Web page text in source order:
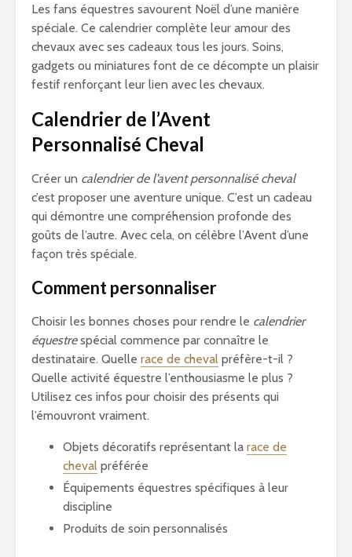
Les fans équestres savourent Noël d’une manière
spéciale. Ce calendrier complète leur amour des
chevaux avec ses cadeaux tous les jours. Soins,
gadgets ou miniatures font de ce décompte un plaisir
festif renforçant leur lien avec les chevaux.
Calendrier de l’Avent
Personnalisé Cheval
Créer un calendrier de l’avent personnalisé cheval
c’est proposer une aventure unique. C’est un cadeau
qui démontre une compréhension profonde des
goûts de l’autre. Avec cela, on célèbre l’Avent d’une
façon très spéciale.
Comment personnaliser
Choisir les bonnes choses pour rendre le calendrier
équestrespécial commence par connaître le
destinataire. Quelle race de cheval préfère-t-il ?
Quelle activité équestre l’enthousiasme le plus ?
Utilisez ces infos pour choisir des présents qui
l’émouvront vraiment.
Objets décoratifs représentant la race de
cheval préférée
Équipements équestres spécifiques à leur
discipline
Produits de soin personnalisés